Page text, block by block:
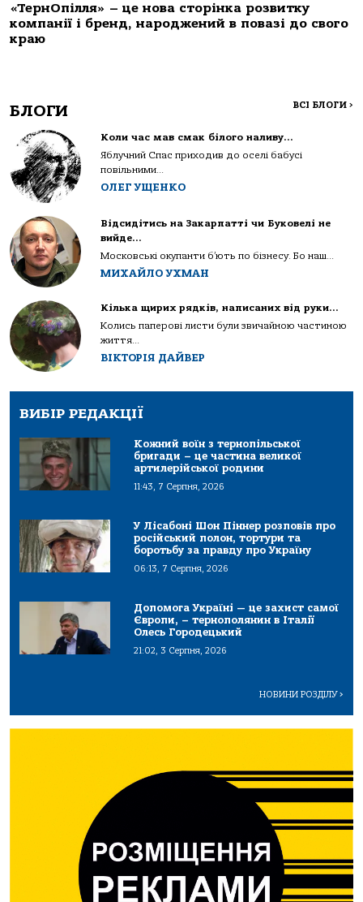
«ТернОпілля» – це нова сторінка розвитку
компанії і бренд, народжений в повазі до свого
краю
БЛОГИ ВСІ БЛОГИ >
Коли час мав смак білого наливу…
Яблучний Спас приходив до оселі бабусі
повільними...
ОЛЕГ УЩЕНКО
Відсидітись на Закарпатті чи Буковелі не
вийде…
Московські окупанти б’ють по бізнесу. Бо наш...
МИХАЙЛО УХМАН
Кілька щирих рядків, написаних від руки…
Колись паперові листи були звичайною частиною
життя...
ВІКТОРІЯ ДАЙВЕР
ВИБІР РЕДАКЦІЇ
Кожний воїн з тернопільської
бригади – це частина великої
артилерійської родини
11:43, 7 Серпня, 2026
У Лісабоні Шон Піннер розповів про
російський полон, тортури та
боротьбу за правду про Україну
06:13, 7 Серпня, 2026
Допомога Україні — це захист самої
Європи, – тернополянин в Італії
Олесь Городецький
21:02, 3 Серпня, 2026
НОВИНИ РОЗДІЛУ>